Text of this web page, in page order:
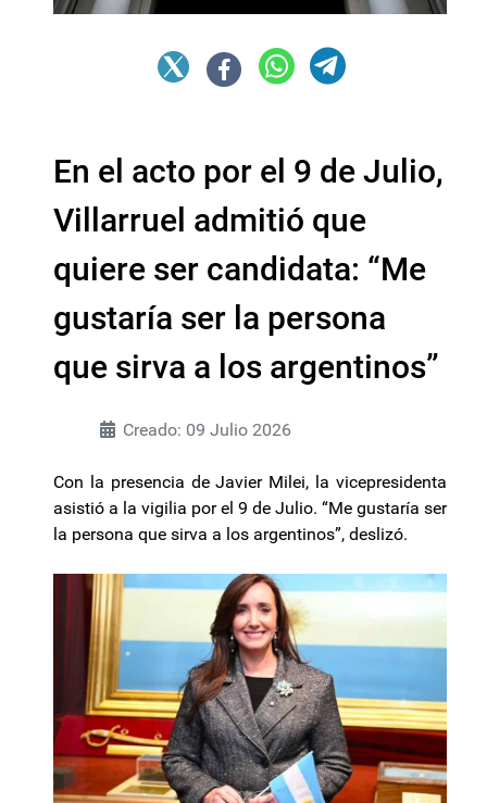
En el acto por el 9 de Julio,
Villarruel admitió que
quiere ser candidata: “Me
gustaría ser la persona
que sirva a los argentinos”
Creado: 09 Julio 2026
Con la presencia de Javier Milei, la vicepresidenta
asistió a la vigilia por el 9 de Julio. “Me gustaría ser
la persona que sirva a los argentinos”, deslizó.